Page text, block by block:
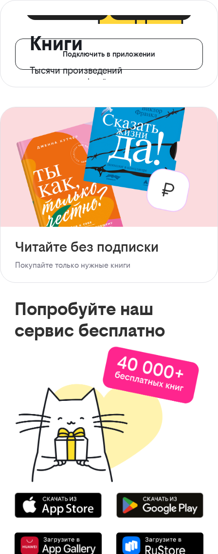
Книги
Тысячи произведений
с доступом офлайн
Подключить в приложении
Читайте без подписки
Покупайте только нужные книги
Попробуйте наш
сервис бесплатно